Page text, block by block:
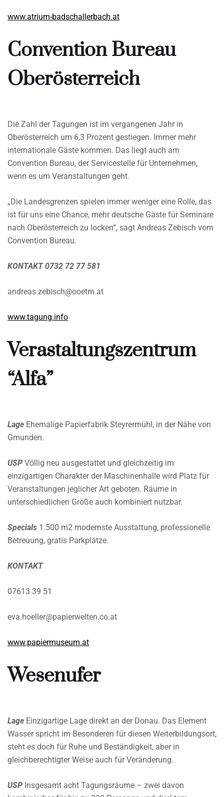
www.atrium-badschallerbach.at
Convention Bureau
Oberösterreich
Die Zahl der Tagungen ist im vergangenen Jahr in
Oberösterreich um 6,3 Prozent gestiegen. Immer mehr
internationale Gäste kommen. Das liegt auch am
Convention Bureau, der Servicestelle für Unternehmen,
wenn es um Veranstaltungen geht.
„Die Landesgrenzen spielen immer weniger eine Rolle, das
ist für uns eine Chance, mehr deutsche Gäste für Seminare
nach Oberösterreich zu locken“, sagt Andreas Zebisch vom
Convention Bureau.
KONTAKT 0732 72 77 581
andreas.zebisch@ooetm.at
www.tagung.info
Verastaltungszentrum
“Alfa”
Lage Ehemalige Papierfabrik Steyrermühl, in der Nähe von
Gmunden.
USP Völlig neu ausgestattet und gleichzeitig im
einzigartigen Charakter der Maschinenhalle wird Platz für
Veranstaltungen jeglicher Art geboten. Räume in
unterschiedlichen Größe auch kombiniert nutzbar.
Specials 1.500 m2 modernste Ausstattung, professionelle
Betreuung, gratis Parkplätze.
KONTAKT
07613 39 51
eva.hoeller@papierwelten.co.at
www.papiermuseum.at
Wesenufer
Lage Einzigartige Lage direkt an der Donau. Das Element
Wasser spricht im Besonderen für diesen Weiterbildungsort,
steht es doch für Ruhe und Beständigkeit, aber in
gleichberechtigter Weise auch für Veränderung.
USP Insgesamt acht Tagungsräume – zwei davon